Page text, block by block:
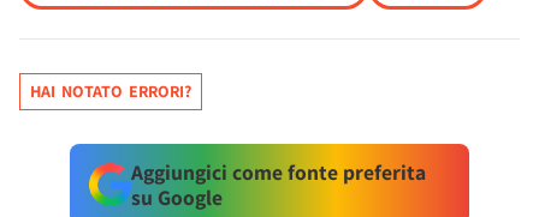
HAI NOTATO ERRORI?
Aggiungici come fonte preferita
su Google